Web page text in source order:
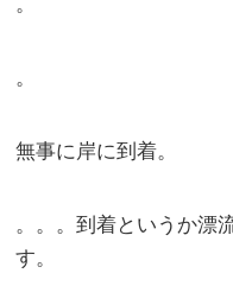
。
。
無事に岸に到着。
。。。到着というか漂
す。